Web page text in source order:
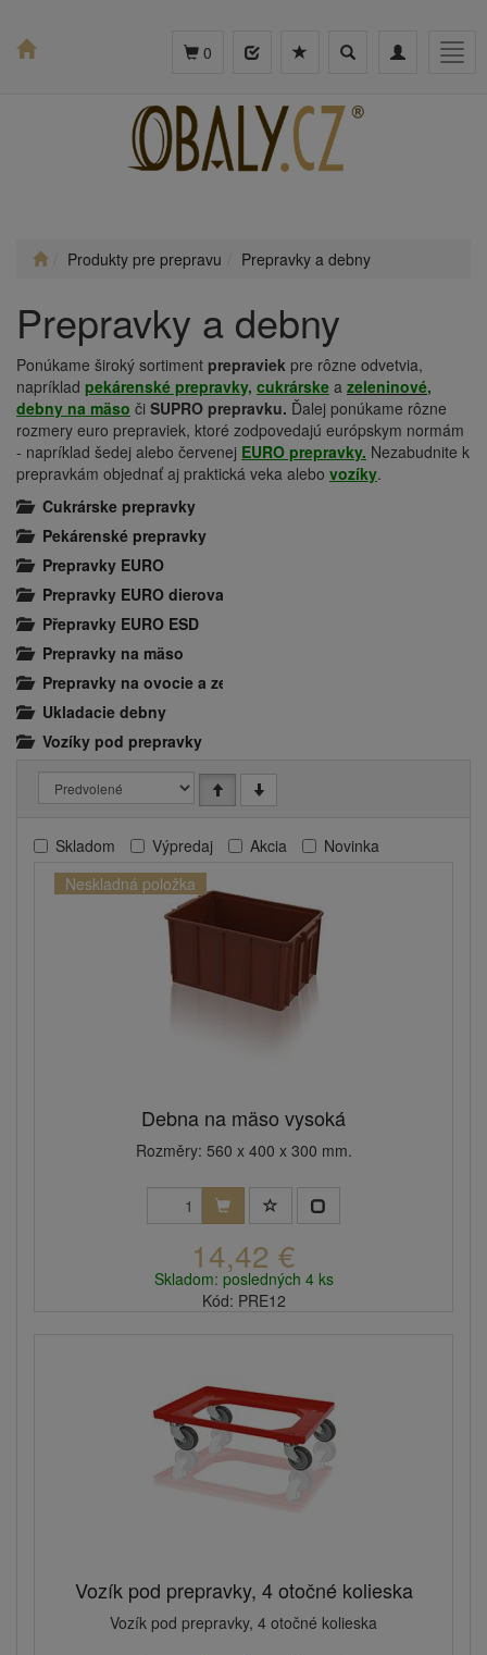
Toggle
Toggle
0
Produkty pre prepravu Prepravky a debny
Prepravky a debny
Ponúkame široký sortiment prepraviek pre rôzne odvetvia,
napríklad pekárenské prepravky, cukrárske a zeleninové,
debny na mäso či SUPRO prepravku. Ďalej ponúkame rôzne
rozmery euro prepraviek, ktoré zodpovedajú európskym normám
- napríklad šedej alebo červenej EURO prepravky. Nezabudnite k
prepravkám objednať aj praktická veka alebo vozíky.
Cukrárske prepravky
Pekárenské prepravky
Prepravky EURO
Prepravky EURO dierované
Přepravky EURO ESD
Prepravky na mäso
Prepravky na ovocie a zeleninu
Ukladacie debny
Vozíky pod prepravky
Skladom Výpredaj Akcia
Novinka
Neskladná položka
Debna na mäso vysoká
Rozměry: 560 x 400 x 300 mm.
14,42 €
Skladom: posledných 4 ks
Kód: PRE12
Vozík pod prepravky, 4 otočné kolieska
Vozík pod prepravky, 4 otočné kolieska